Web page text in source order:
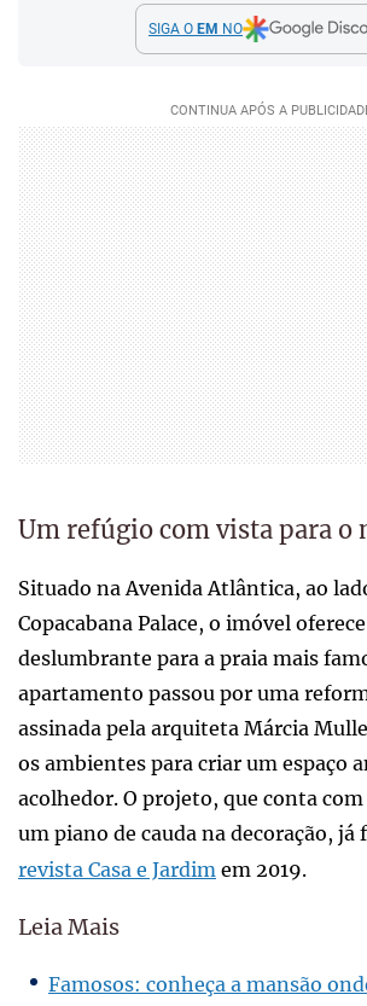
SIGA O EM NO
Um refúgio com vista para o
Situado na Avenida Atlântica, ao
Copacabana Palace, o imóvel
deslumbrante para a praia mais
apartamento passou por uma
assinada pela arquiteta Márcia
os ambientes para criar um espaço
acolhedor. O projeto, que conta com
um piano de cauda na decoração, já
revista Casa e Jardim em 2019.
Leia Mais
Famosos: conheça a mansão